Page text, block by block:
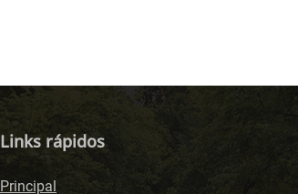
Links rápidos
Principal